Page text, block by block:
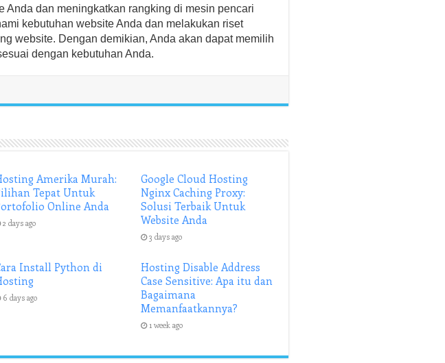
Anda dan meningkatkan rangking di mesin pencari
kebutuhan website Anda dan melakukan riset
website. Dengan demikian, Anda akan dapat memilih
dengan kebutuhan Anda.
Amerika Murah:
Tepat Untuk
Online Anda
2 days ago
Google Cloud Hosting
Nginx Caching Proxy:
Solusi Terbaik Untuk
Website Anda
3 days ago
Install Python di
6 days ago
Hosting Disable Address
Case Sensitive: Apa itu dan
Bagaimana
Memanfaatkannya?
1 week ago